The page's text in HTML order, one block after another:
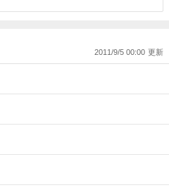
2011/9/5 00:00